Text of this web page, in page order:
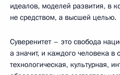
идеалов, моделей развития, в
не средством, а высшей целью.
Суверенитет – это свобода
а значит, и каждого человека в
технологическая, культурная,